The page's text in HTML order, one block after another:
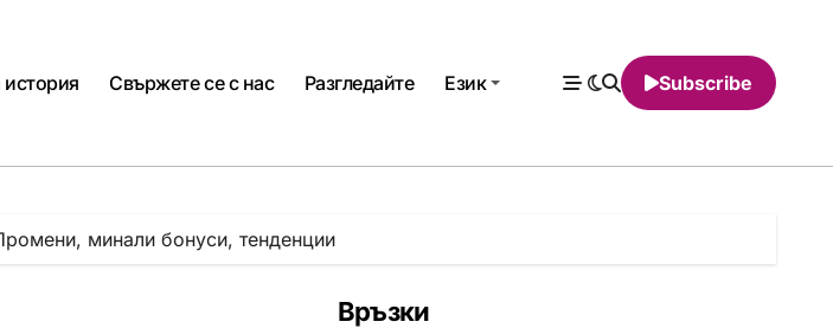
Свържете се с нас Разгледайте Език Subscribe
минали бонуси, тенденции
Връзки